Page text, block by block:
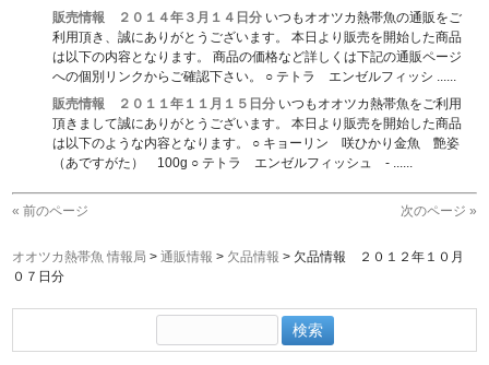
販売情報 ２０１４年３月１４日分 いつもオオツカ熱帯魚の通販をご
利用頂き、誠にありがとうございます。 本日より販売を開始した商品
は以下の内容となります。 商品の価格など詳しくは下記の通販ページ
への個別リンクからご確認下さい。 ○ テトラ エンゼルフィッシ ......
販売情報 ２０１１年１１月１５日分 いつもオオツカ熱帯魚をご利用
頂きまして誠にありがとうございます。 本日より販売を開始した商品
は以下のような内容となります。 ○ キョーリン 咲ひかり金魚 艶姿
（あですがた） 100g ○ テトラ エンゼルフィッシュ - ......
« 前のページ 次のページ »
オオツカ熱帯魚 情報局 >通販情報 > 欠品情報 > 欠品情報 ２０１２年１０月
０７日分
索: